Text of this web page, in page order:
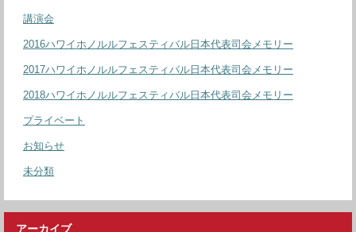
講演会
2016ハワイホノルルフェスティバル日本代表司会メモリー
2017ハワイホノルルフェスティバル日本代表司会メモリー
2018ハワイホノルルフェスティバル日本代表司会メモリー
プライベート
お知らせ
未分類
アーカイブ